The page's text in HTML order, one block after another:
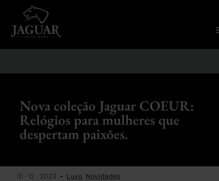
Nova coleção Jaguar COEUR:
Relógios para mulheres que
despertam paixões.
31 · 12 · 2023 Luxo, Novidades